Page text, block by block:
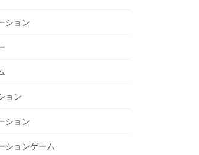
ション
ョン
ション
ションゲーム